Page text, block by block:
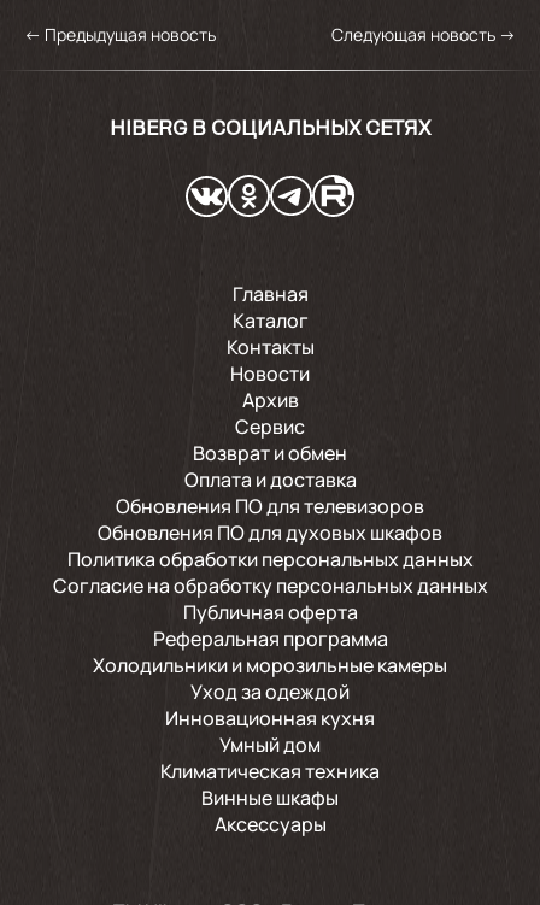
← Предыдущая новость Следующая новость →
HIBERG В СОЦИАЛЬНЫХ СЕТЯХ
Главная
Каталог
Контакты
Новости
Архив
Сервис
Возврат и обмен
Оплата и доставка
Обновления ПО для телевизоров
Обновления ПО для духовых шкафов
Политика обработки персональных данных
Согласие на обработку персональных данных
Публичная оферта
Реферальная программа
Холодильники и морозильные камеры
Уход за одеждой
Инновационная кухня
Умный дом
Климатическая техника
Винные шкафы
Аксессуары